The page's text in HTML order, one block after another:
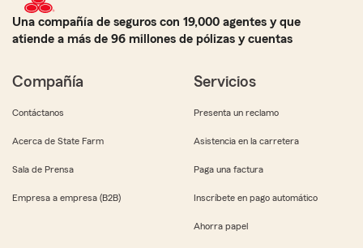
Una compañía de seguros con 19,000 agentes y que
atiende a más de 96 millones de pólizas y cuentas
Compañía
Contáctanos
Acerca de State Farm
Sala de Prensa
Empresa a empresa (B2B)
Servicios
Presenta un reclamo
Asistencia en la carretera
Paga una factura
Inscríbete en pago automático
Ahorra papel